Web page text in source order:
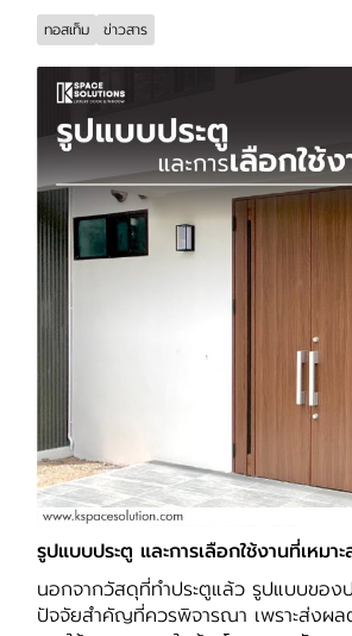
ทอสเท็ม ข่าวสาร
รูปแบบประตู และการเลือกใช้งานที่เหมา
นอกจากวัสดุที่ทำประตูแล้ว รูปแบบของ
ปัจจัยสำคัญที่ควรพิจารณา เพราะส่งผล